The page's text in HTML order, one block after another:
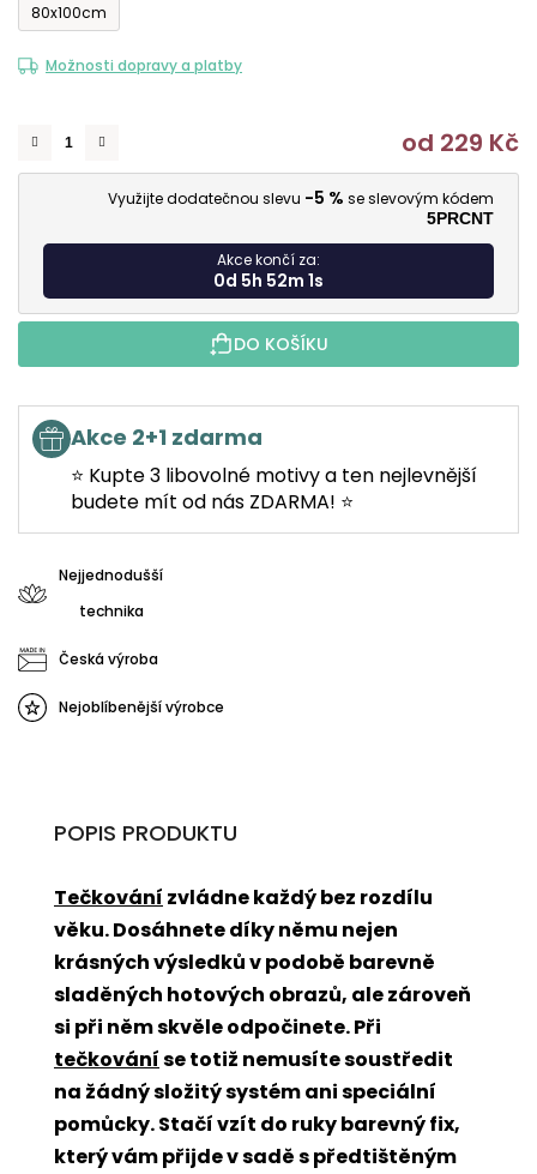
80x100cm
Možnosti dopravy a platby
od 229 Kč
Využijte dodatečnou slevu -5 % se slevovým kódem
5PRCNT
Akce končí za:
0d 5h 52m 1s
DO KOŠÍKU
Akce 2+1 zdarma
⭐ Kupte 3 libovolné motivy a ten nejlevnější
budete mít od nás ZDARMA! ⭐
Nejjednodušší
technika
Česká výroba
Nejoblíbenější výrobce
POPIS PRODUKTU
Tečkování zvládne každý bez rozdílu
věku. Dosáhnete díky němu nejen
krásných výsledků v podobě barevně
sladěných hotových obrazů, ale zároveň
si při něm skvěle odpočinete. Při
tečkováníse totiž nemusíte soustředit
na žádný složitý systém ani speciální
pomůcky. Stačí vzít do ruky barevný fix,
který vám přijde v sadě s předtištěným